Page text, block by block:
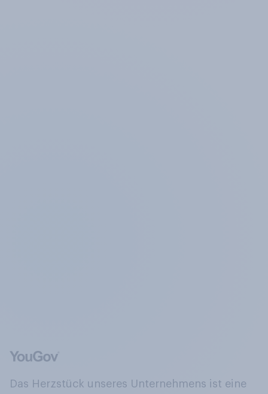
Das Herzstück unseres Unternehmens ist eine